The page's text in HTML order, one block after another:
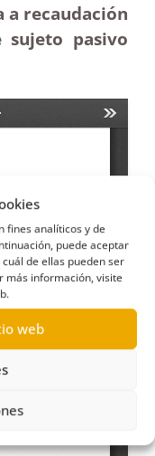
fines analíticos y de
puede aceptar
de ellas pueden ser
más información, visite
web
recaudación
sujeto pasivo